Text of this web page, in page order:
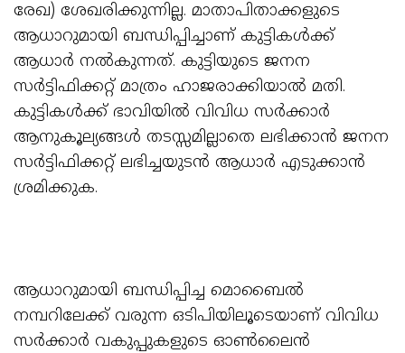
രേഖ) ശേഖരിക്കുന്നില്ല. മാതാപിതാക്കളുടെ
ആധാറുമായി ബന്ധിപ്പിച്ചാണ് കുട്ടികള്‍ക്ക്
ആധാര്‍ നല്‍കുന്നത്. കുട്ടിയുടെ ജനന
സര്‍ട്ടിഫിക്കറ്റ് മാത്രം ഹാജരാക്കിയാല്‍ മതി.
കുട്ടികള്‍ക്ക് ഭാവിയില്‍ വിവിധ സര്‍ക്കാര്‍
ആനുകൂല്യങ്ങള്‍ തടസ്സമില്ലാതെ ലഭിക്കാന്‍ ജനന
സര്‍ട്ടിഫിക്കറ്റ് ലഭിച്ചയുടന്‍ ആധാര്‍ എടുക്കാന്‍
ശ്രമിക്കുക.
ആധാറുമായി ബന്ധിപ്പിച്ച മൊബൈല്‍
നമ്പറിലേക്ക് വരുന്ന ഒടിപിയിലൂടെയാണ് വിവിധ
സര്‍ക്കാര്‍ വകുപ്പുകളുടെ ഓണ്‍ലൈന്‍